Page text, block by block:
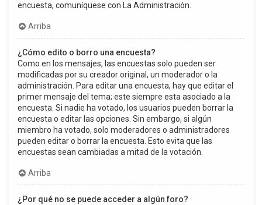
encuesta, comuníquese con La Administración.
Arriba
¿Cómo edito o borro una encuesta?
Como en los mensajes, las encuestas solo pueden ser
modificadas por su creador original, un moderador o la
administración. Para editar una encuesta, hay que editar el
primer mensaje del tema; este siempre esta asociado a la
encuesta. Si nadie ha votado, los usuarios pueden borrar la
encuesta o editar las opciones. Sin embargo, si algún
miembro ha votado, solo moderadores o administradores
pueden editar o borrar la encuesta. Esto evita que las
encuestas sean cambiadas a mitad de la votación.
Arriba
¿Por qué no se puede acceder a algún foro?